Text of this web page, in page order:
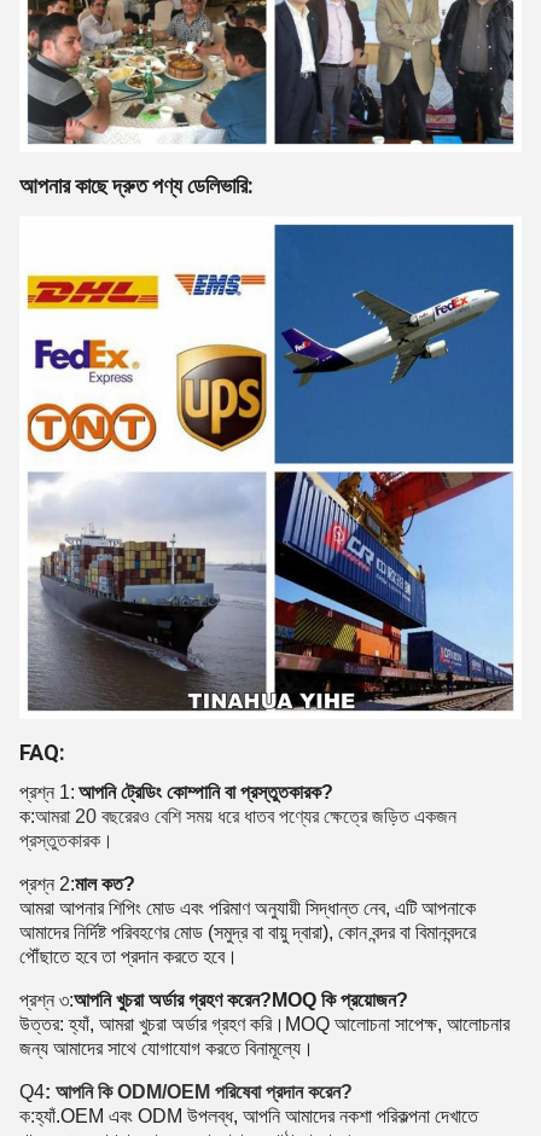
আপনার কাছে দ্রুত পণ্য ডেলিভারি:
FAQ:
প্রশ্ন 1: আপনি ট্রেডিং কোম্পানি বা প্রস্তুতকারক?
ক:আমরা 20 বছরেরও বেশি সময় ধরে ধাতব পণ্যের ক্ষেত্রে জড়িত একজন
প্রস্তুতকারক।
প্রশ্ন 2:মাল কত?
আমরা আপনার শিপিং মোড এবং পরিমাণ অনুযায়ী সিদ্ধান্ত নেব, এটি আপনাকে
আমাদের নির্দিষ্ট পরিবহণের মোড (সমুদ্র বা বায়ু দ্বারা), কোন বন্দর বা বিমানবন্দরে
পৌঁছাতে হবে তা প্রদান করতে হবে।
প্রশ্ন ৩:আপনি খুচরা অর্ডার গ্রহণ করেন?MOQ কি প্রয়োজন?
উত্তর: হ্যাঁ, আমরা খুচরা অর্ডার গ্রহণ করি।MOQ আলোচনা সাপেক্ষ, আলোচনার
জন্য আমাদের সাথে যোগাযোগ করতে বিনামূল্যে।
Q4: আপনি কি ODM/OEM পরিষেবা প্রদান করেন?
ক:হ্যাঁ.OEM এবং ODM উপলব্ধ, আপনি আমাদের নকশা পরিকল্পনা দেখাতে